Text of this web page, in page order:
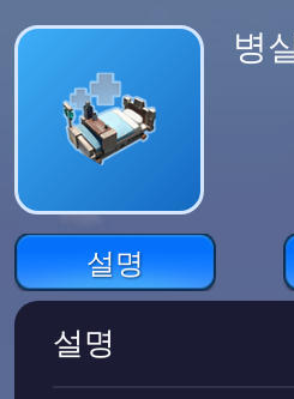
병
설명
설명